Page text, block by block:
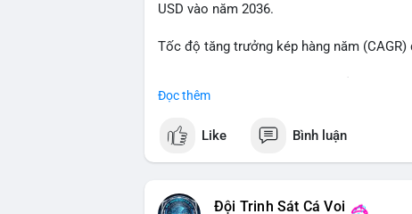
USD vào năm 2036.
Tốc độ tăng trưởng kép hàng năm
Đọc thêm
Like Bình luận
Đội Trinh Sát Cá Voi